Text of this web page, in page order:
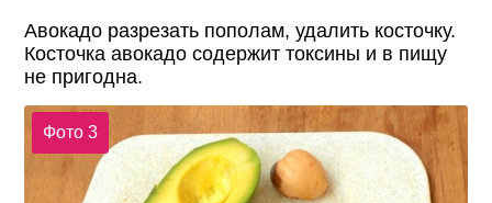
Авокадо разрезать пополам, удалить косточку.
Косточка авокадо содержит токсины и в пищу
не пригодна.
Фото 3